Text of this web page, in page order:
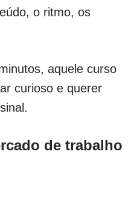
o ritmo, os
aquele curso
curioso e querer
de trabalho